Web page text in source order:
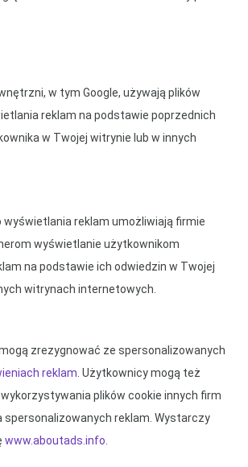
w tym Google, używają plików
reklam na podstawie poprzednich
w Twojej witrynie lub w innych
wyświetlania reklam umożliwiają firmie
wyświetlanie użytkownikom
na podstawie ich odwiedzin w Twojej
witrynach internetowych.
zrezygnować ze spersonalizowanych
reklam . Użytkownicy mogą też
plików cookie innych firm
spersonalizowanych reklam. Wystarczy
www.aboutads.info